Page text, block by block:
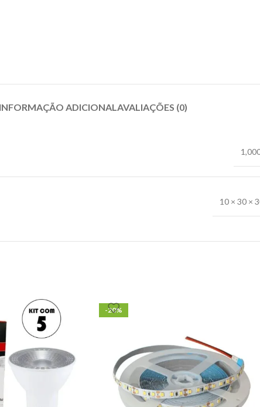
INFORMAÇÃO ADICIONALAVALIAÇÕES (0)
10 × 30 ×
-20%